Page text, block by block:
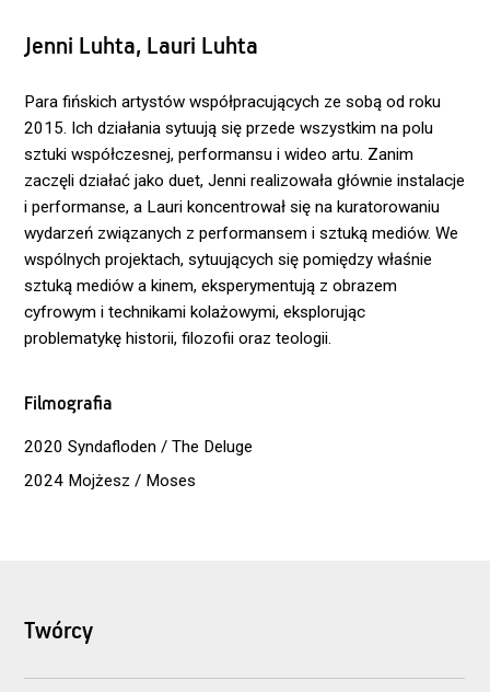
Jenni Luhta, Lauri Luhta
Para fińskich artystów współpracujących ze sobą od roku
2015. Ich działania sytuują się przede wszystkim na polu
sztuki współczesnej, performansu i wideo artu. Zanim
zaczęli działać jako duet, Jenni realizowała głównie instalacje
i performanse, a Lauri koncentrował się na kuratorowaniu
wydarzeń związanych z performansem i sztuką mediów. We
wspólnych projektach, sytuujących się pomiędzy właśnie
sztuką mediów a kinem, eksperymentują z obrazem
cyfrowym i technikami kolażowymi, eksplorując
problematykę historii, filozofii oraz teologii.
Filmografia
2020 Syndafloden / The Deluge
2024 Mojżesz / Moses
Twórcy